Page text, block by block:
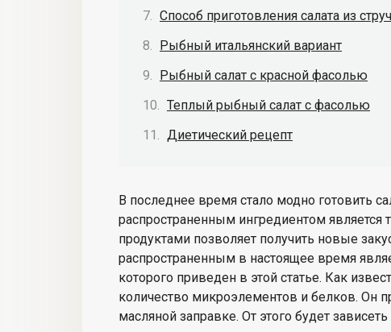
Способ приготовления салата из
Рыбный итальянский вариант
Рыбный салат с красной фасолью
Теплый рыбный салат с фасолью
Диетический рецепт
В последнее время стало модно готовить
распространенным ингредиентом является
продуктами позволяет получить новые
распространенным в настоящее время
которого приведен в этой статье. Как
количество микроэлементов и белков. Он
масляной заправке. От этого будет